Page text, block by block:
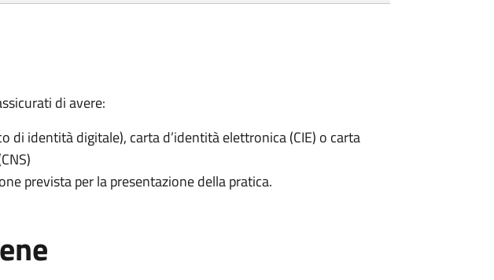
di avere:
di identità digitale), carta d’identità elettronica (CIE) o carta
prevista per la presentazione della pratica.